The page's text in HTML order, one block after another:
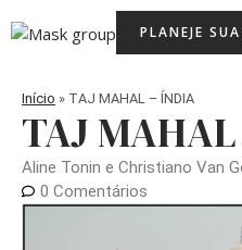
para
PLANEJE
Início » TAJ MAHAL – ÍNDIA
TAJ
Aline Tonin e Christiano Van
0 Comentários